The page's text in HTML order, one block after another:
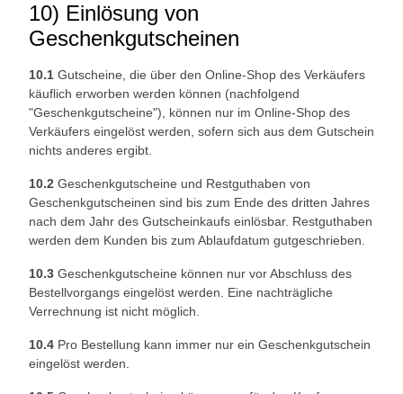
10) Einlösung von
Geschenkgutscheinen
10.1 Gutscheine, die über den Online-Shop des Verkäufers
käuflich erworben werden können (nachfolgend
"Geschenkgutscheine"), können nur im Online-Shop des
Verkäufers eingelöst werden, sofern sich aus dem Gutschein
nichts anderes ergibt.
10.2 Geschenkgutscheine und Restguthaben von
Geschenkgutscheinen sind bis zum Ende des dritten Jahres
nach dem Jahr des Gutscheinkaufs einlösbar. Restguthaben
werden dem Kunden bis zum Ablaufdatum gutgeschrieben.
10.3 Geschenkgutscheine können nur vor Abschluss des
Bestellvorgangs eingelöst werden. Eine nachträgliche
Verrechnung ist nicht möglich.
10.4 Pro Bestellung kann immer nur ein Geschenkgutschein
eingelöst werden.